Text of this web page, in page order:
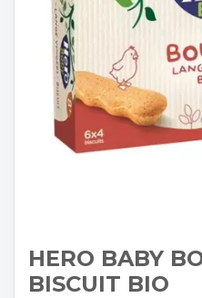
HERO BABY
BISCUIT BIO